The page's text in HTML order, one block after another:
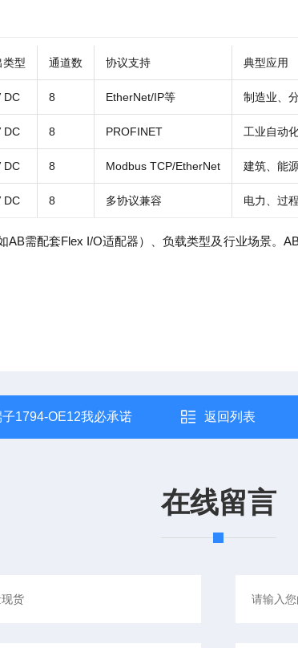
类型 通道数 协议支持 典型应用
DC 8 EtherNet/IP等 制造业、
DC 8 PROFINET 工业自动
DC 8 Modbus TCP/EtherNet 建筑、能
DC 8 多协议兼容 电力、过
AB需配套Flex I/O适配器）、负载类型及行业场景。
1794-OE12我必承诺 返回列表
在线留言